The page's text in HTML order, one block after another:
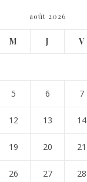
août 2026
M J V
5 6 7
12 13 14
19 20 21
26 27 28